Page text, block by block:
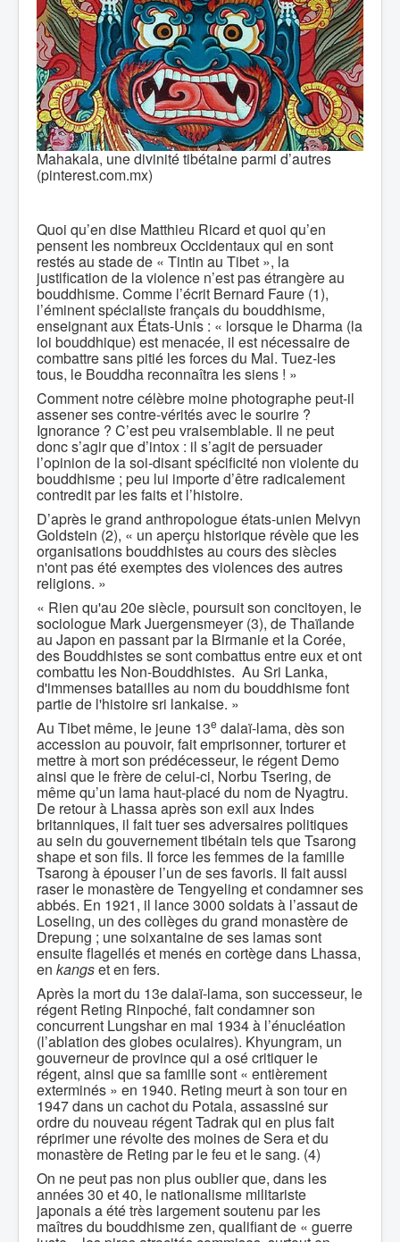
Mahakala, une divinité tibétaine parmi d’autres
(pinterest.com.mx)
Quoi qu’en dise Matthieu Ricard et quoi qu’en
pensent les nombreux Occidentaux qui en sont
restés au stade de « Tintin au Tibet », la
justification de la violence n’est pas étrangère au
bouddhisme. Comme l’écrit Bernard Faure (1),
l’éminent spécialiste français du bouddhisme,
enseignant aux États-Unis : « lorsque le Dharma (la
loi bouddhique) est menacée, il est nécessaire de
combattre sans pitié les forces du Mal. Tuez-les
tous, le Bouddha reconnaîtra les siens ! »
Comment notre célèbre moine photographe peut-il
assener ses contre-vérités avec le sourire ?
Ignorance ? C’est peu vraisemblable. Il ne peut
donc s’agir que d’intox : il s’agit de persuader
l’opinion de la soi-disant spécificité non violente du
bouddhisme ; peu lui importe d’être radicalement
contredit par les faits et l’histoire.
D’après le grand anthropologue états-unien Melvyn
Goldstein (2), « un aperçu historique révèle que les
organisations bouddhistes au cours des siècles
n'ont pas été exemptes des violences des autres
religions. »
« Rien qu'au 20e siècle, poursuit son concitoyen, le
sociologue Mark Juergensmeyer (3), de Thaïlande
au Japon en passant par la Birmanie et la Corée,
des Bouddhistes se sont combattus entre eux et ont
combattu les Non-Bouddhistes. Au Sri Lanka,
d'immenses batailles au nom du bouddhisme font
partie de l'histoire sri lankaise. »
Au Tibet même, le jeune 13e dalaï-lama, dès son
accession au pouvoir, fait emprisonner, torturer et
mettre à mort son prédécesseur, le régent Demo
ainsi que le frère de celui-ci, Norbu Tsering, de
même qu’un lama haut-placé du nom de Nyagtru.
De retour à Lhassa après son exil aux Indes
britanniques, il fait tuer ses adversaires politiques
au sein du gouvernement tibétain tels que Tsarong
shape et son fils. Il force les femmes de la famille
Tsarong à épouser l’un de ses favoris. Il fait aussi
raser le monastère de Tengyeling et condamner ses
abbés. En 1921, il lance 3000 soldats à l’assaut de
Loseling, un des collèges du grand monastère de
Drepung ; une soixantaine de ses lamas sont
ensuite flagellés et menés en cortège dans Lhassa,
en kangset en fers.
Après la mort du 13e dalaï-lama, son successeur, le
régent Reting Rinpoché, fait condamner son
concurrent Lungshar en mai 1934 à l’énucléation
(l’ablation des globes oculaires). Khyungram, un
gouverneur de province qui a osé critiquer le
régent, ainsi que sa famille sont « entièrement
exterminés » en 1940. Reting meurt à son tour en
1947 dans un cachot du Potala, assassiné sur
ordre du nouveau régent Tadrak qui en plus fait
réprimer une révolte des moines de Sera et du
monastère de Reting par le feu et le sang. (4)
On ne peut pas non plus oublier que, dans les
années 30 et 40, le nationalisme militariste
japonais a été très largement soutenu par les
maîtres du bouddhisme zen, qualifiant de « guerre